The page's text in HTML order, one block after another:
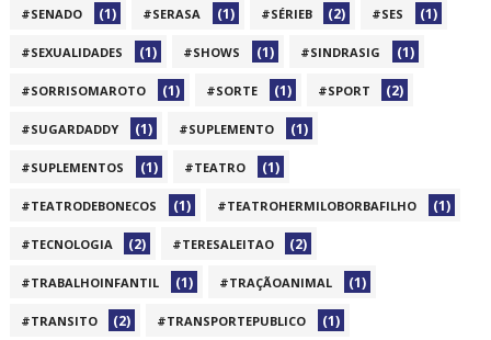
#SENADO (1) #SERASA (1) #SÉRIEB (2) #SES (1)
#SEXUALIDADES (1) #SHOWS (1) #SINDRASIG (1)
#SORRISOMAROTO (1) #SORTE (1) #SPORT (2)
#SUGARDADDY (1) #SUPLEMENTO (1)
#SUPLEMENTOS (1) #TEATRO (1)
#TEATRODEBONECOS (1) #TEATROHERMILOBORBAFILHO (1)
#TECNOLOGIA (2) #TERESALEITAO (2)
#TRABALHOINFANTIL (1) #TRAÇÃOANIMAL (1)
#TRANSITO (2) #TRANSPORTEPUBLICO (1)